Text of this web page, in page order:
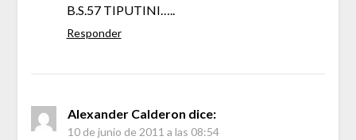
B.S.57 TIPUTINI…..
Responder
Alexander Calderon dice:
10 de junio de 2011 a las 08:54